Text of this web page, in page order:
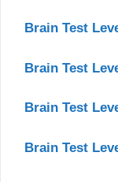
Brain Test
Brain Test
Brain Test
Brain Test